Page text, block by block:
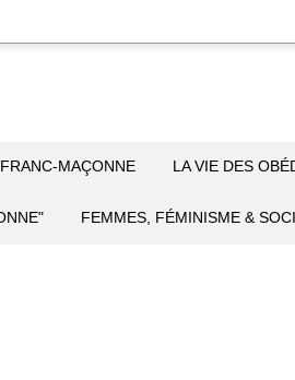
MAÇONNE LA VIE DES
FEMMES, FÉMINISME &